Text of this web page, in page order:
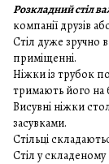
Розкладний стіл
компанії друзів
Стіл дуже зручно
приміщенні.
Ніжки із трубок
тримають його на
Висувні ніжки
засувками.
Стільці
Стіл у